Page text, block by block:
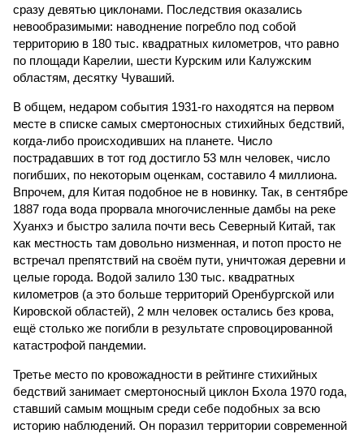
сразу девятью циклонами. Последствия оказались
невообразимыми: наводнение погребло под собой
территорию в 180 тыс. квадратных километров, что равно
по площади Карелии, шести Курским или Калужским
областям, десятку Чуваший.
В общем, недаром события 1931-го находятся на первом
месте в списке самых смертоносных стихийных бедствий,
когда-либо происходивших на планете. Число
пострадавших в тот год достигло 53 млн человек, число
погибших, по некоторым оценкам, составило 4 миллиона.
Впрочем, для Китая подобное не в новинку. Так, в сентябре
1887 года вода прорвала многочисленные дамбы на реке
Хуанхэ и быстро залила почти весь Северный Китай, так
как местность там довольно низменная, и потоп просто не
встречал препятствий на своём пути, уничтожая деревни и
целые города. Водой залило 130 тыс. квадратных
километров (а это больше территорий Оренбургской или
Кировской областей), 2 млн человек остались без крова,
ещё столько же погибли в результате спровоцированной
катастрофой пандемии.
Третье место по кровожадности в рейтинге стихийных
бедствий занимает смертоносный циклон Бхола 1970 года,
ставший самым мощным среди себе подобных за всю
историю наблюдений. Он поразил территории современной